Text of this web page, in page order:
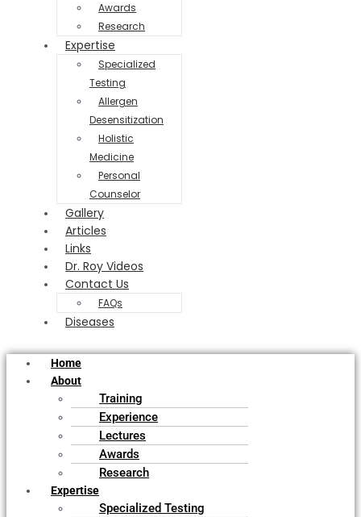
Awards
Research
Expertise
Specialized
Testing
Allergen
Desensitization
Holistic
Medicine
Personal
Counselor
Gallery
Articles
Links
Dr. Roy Videos
Contact Us
FAQs
Diseases
Home
About
Training
Experience
Lectures
Awards
Research
Expertise
Specialized Testing